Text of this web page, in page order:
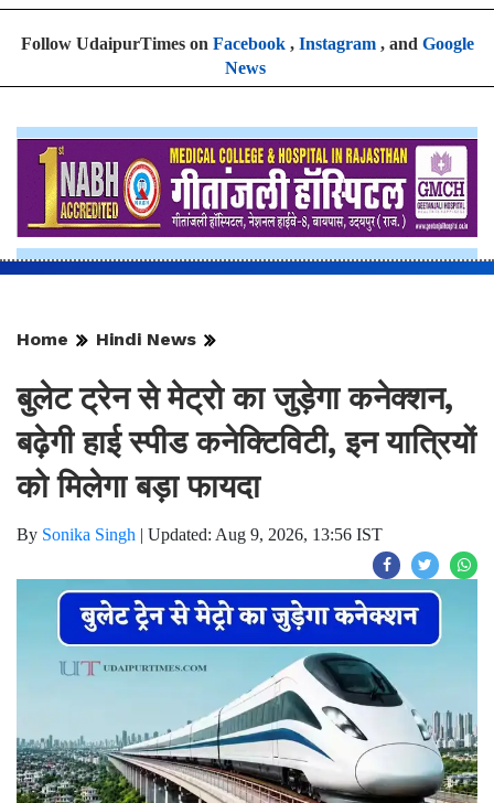
Follow UdaipurTimes on Facebook, Instagram, and Google
News
Home Hindi News
बुलेट ट्रेन से मेट्रो का जुड़ेगा कनेक्शन,
बढ़ेगी हाई स्पीड कनेक्टिविटी, इन यात्रियों
को मिलेगा बड़ा फायदा
By Sonika Singh | Updated: Aug 9, 2026, 13:56 IST